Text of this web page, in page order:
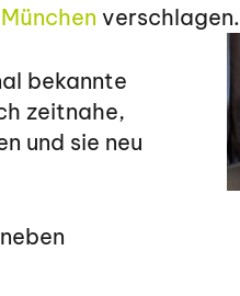
verschlagen.
bekannte
zeitnahe,
und sie neu